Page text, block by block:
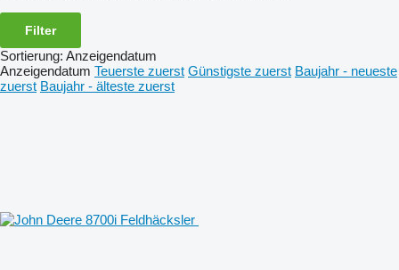
Filter
Sortierung: Anzeigendatum
Anzeigendatum Teuerste zuerst Günstigste zuerst Baujahr - neueste
zuerst Baujahr - älteste zuerst